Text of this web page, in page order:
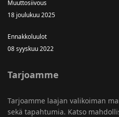
Muuttosiivous
18 joulukuu 2025
Ennakkoluulot
08 syyskuu 2022
Tarjoamme
Tarjoamme laajan valikoiman
sekä tapahtumia. Katso